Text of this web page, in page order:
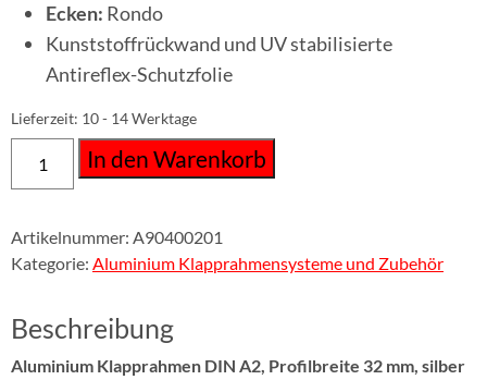
Ecken: Rondo
Kunststoffrückwand und UV stabilisierte
Antireflex-Schutzfolie
Lieferzeit: 10 - 14 Werktage
In den Warenkorb
Artikelnummer: A90400201
Kategorie: Aluminium Klapprahmensysteme und Zubehör
Beschreibung
Aluminium Klapprahmen DIN A2, Profilbreite 32 mm, silber